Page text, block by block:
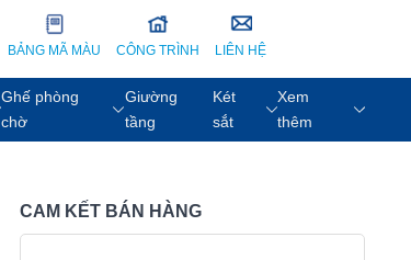
BẢNG MÃ MÀU CÔNG TRÌNH LIÊN HỆ
Ghế phòng
chờ
Giường
tầng
Két
sắt
Xem
thêm
CAM KẾT BÁN HÀNG